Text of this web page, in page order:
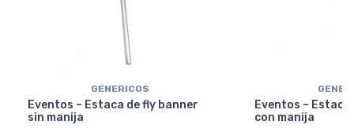
GENERICOS
Eventos – Estaca de fly banner
sin manija
Eventos –
con manija